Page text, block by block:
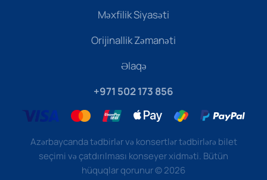
Məxfilik Siyasəti
Orijinallik Zəmanəti
Əlaqə
+971 502 173 856
Azərbaycanda tədbirlər və konsertlər tədbirlərə bilet
seçimi və çatdırılması konseyer xidməti. Bütün
hüquqlar qorunur©2026